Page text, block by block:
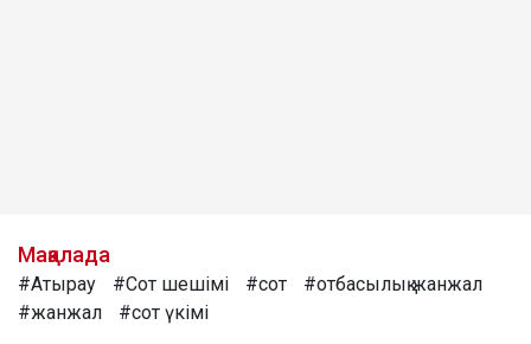
Мақалада
#Атырау #Сот шешімі #сот
#отбасылық жанжал
#жанжал
#сот үкімі